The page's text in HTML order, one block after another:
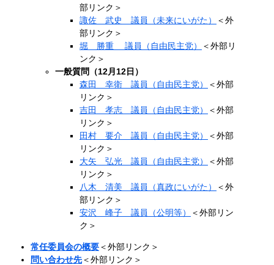
部リンク＞
諏佐 武史 議員（未来にいがた）
＜外
部リンク＞
堀 勝重 議員（自由民主党）
＜外部リ
ンク＞
一般質問（12月12日）
森田 幸衛 議員（自由民主党）
＜外部
リンク＞
吉田 孝志 議員（自由民主党）
＜外部
リンク＞
田村 要介 議員（自由民主党）
＜外部
リンク＞
大矢 弘光 議員（自由民主党）
＜外部
リンク＞
八木 清美 議員（真政にいがた）
＜外
部リンク＞
安沢 峰子 議員（公明等）
＜外部リン
ク＞
常任委員会の概要＜外部リンク＞
問い合わせ先＜外部リンク＞